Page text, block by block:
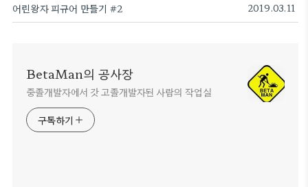
어린왕자 피규어 만들기 #2 2019.03.11
BetaMan의 공사장
중졸개발자에서 갓 고졸개발자된 사람의 작업실
구독하기